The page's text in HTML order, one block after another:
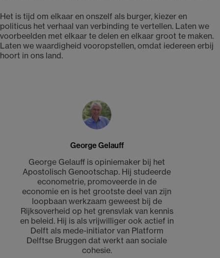
Het is tijd om elkaar en onszelf als burger, kiezer en
politicus het verhaal van verbinding te vertellen. Laten we
voorbeelden met elkaar te delen en elkaar groot te maken.
Laten we waardigheid vooropstellen, omdat iedereen erbij
hoort in ons land.
George Gelauff
George Gelauff is opiniemaker bij het
Apostolisch Genootschap. Hij studeerde
econometrie, promoveerde in de
economie en is het grootste deel van zijn
loopbaan werkzaam geweest bij de
Rijksoverheid op het grensvlak van kennis
en beleid. Hij is als vrijwilliger ook actief in
Delft als mede-initiator van Platform
Delftse Bruggen dat werkt aan sociale
cohesie.